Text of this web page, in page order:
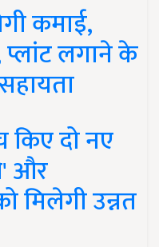
कमाई,
लगाने के
दो नए
और
मिलेगी उन्नत